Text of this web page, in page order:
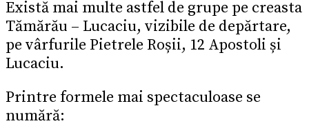
Există mai multe astfel de grupe pe creasta
Tămărău – Lucaciu, vizibile de depărtare,
pe vârfurile Pietrele Roșii, 12 Apostoli și
Lucaciu.
Printre formele mai spectaculoase se
numără: